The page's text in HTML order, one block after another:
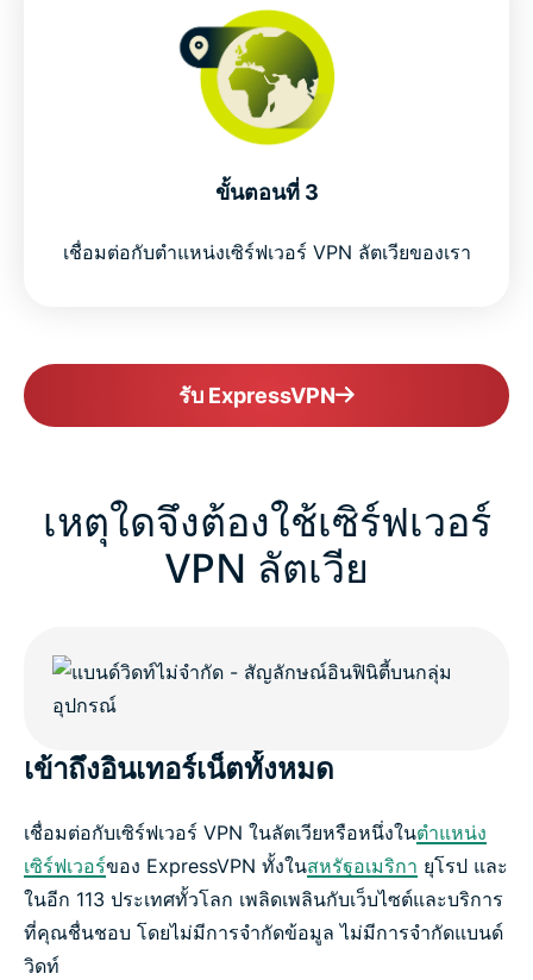
ขั้นตอนที่ 3
เชื่อมต่อกับตำแหน่งเซิร์ฟเวอร์ VPN ลัตเวียของเรา
รับ ExpressVPN
เหตุใดจึงต้องใช้เซิร์ฟเวอร์
VPN ลัตเวีย
เข้าถึงอินเทอร์เน็ตทั้งหมด
เชื่อมต่อกับเซิร์ฟเวอร์ VPN ในลัตเวียหรือหนึ่งในตำแหน่ง
เซิร์ฟเวอร์ของ ExpressVPN ทั้งในสหรัฐอเมริกา ยุโรป และ
ในอีก 113 ประเทศทั้วโลก เพลิดเพลินกับเว็บไซต์และบริการ
ที่คุณชื่นชอบ โดยไม่มีการจำกัดข้อมูล ไม่มีการจำกัดแบนด์
วิดท์